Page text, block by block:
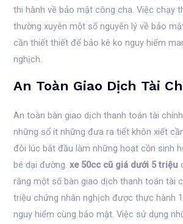
thi hành về bảo mật công cha. Việc chạy
thường xuyên một số nguyên lý về bảo
cần thiết thiết để bảo kê ko nguy hiểm
nghịch.
An Toàn Giao Dịch Tài
An toàn bàn giao dịch thanh toán tài
những số ít những đưa ra tiết khôn xiết
đôi lúc bắt đầu làm những hoạt cồn sinh
bé dại đường.xe 50cc cũ giá dưới 5 triệu
rằng một số bàn giao dịch thanh toán tài
triệu chứng nhân nghịch được thực hành
nguy hiểm cùng bảo mật. Việc sử dụng